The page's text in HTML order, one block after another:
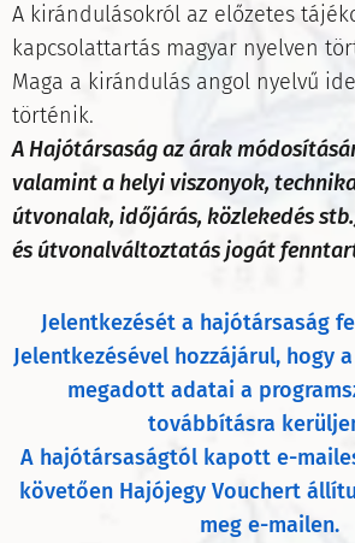
A kirándulásokról az előzetes
kapcsolattartás magyar nyelven
Maga a kirándulás angol nyelvű
történik.
A Hajótársaság az árak
valamint a helyi viszonyok,
útvonalak, időjárás, közlekedés
és útvonalváltoztatás jogát
Jelentkezését a hajótársaság
Jelentkezésével hozzájárul, hogy
megadott adatai a
továbbításra
A hajótársaságtól kapott e-
követően Hajójegy Vouchert
meg e-mailen.